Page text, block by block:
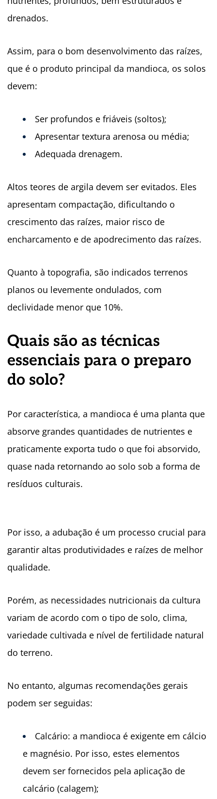
drenados.
Assim, para o bom desenvolvimento das raízes,
que é o produto principal da mandioca, os solos
devem:
Ser profundos e friáveis (soltos);
Apresentar textura arenosa ou média;
Adequada drenagem.
Altos teores de argila devem ser evitados. Eles
apresentam compactação, dificultando o
crescimento das raízes, maior risco de
encharcamento e de apodrecimento das raízes.
Quanto à topografia, são indicados terrenos
planos ou levemente ondulados, com
declividade menor que 10%.
Quais são as técnicas
essenciais para o preparo
do solo?
Por característica, a mandioca é uma planta que
absorve grandes quantidades de nutrientes e
praticamente exporta tudo o que foi absorvido,
quase nada retornando ao solo sob a forma de
resíduos culturais.
Por isso, a adubação é um processo crucial para
garantir altas produtividades e raízes de melhor
qualidade.
Porém, as necessidades nutricionais da cultura
variam de acordo com o tipo de solo, clima,
variedade cultivada e nível de fertilidade natural
do terreno.
No entanto, algumas recomendações gerais
podem ser seguidas:
Calcário: a mandioca é exigente em cálcio
e magnésio. Por isso, estes elementos
devem ser fornecidos pela aplicação de
calcário (calagem);